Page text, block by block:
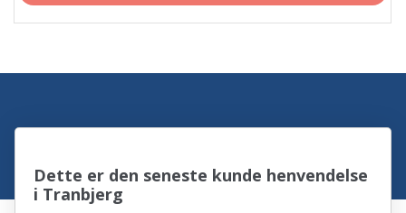
Dette er den seneste kunde henvendelse
i Tranbjerg